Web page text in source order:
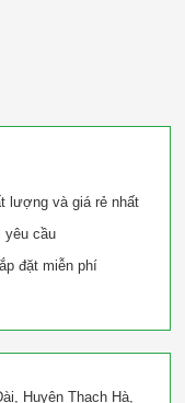
lượng và giá rẻ nhất
yêu cầu
đặt miễn phí
Huyện Thạch Hà,